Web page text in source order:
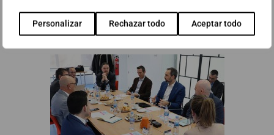
Personalizar Rechazar todo Aceptar todo